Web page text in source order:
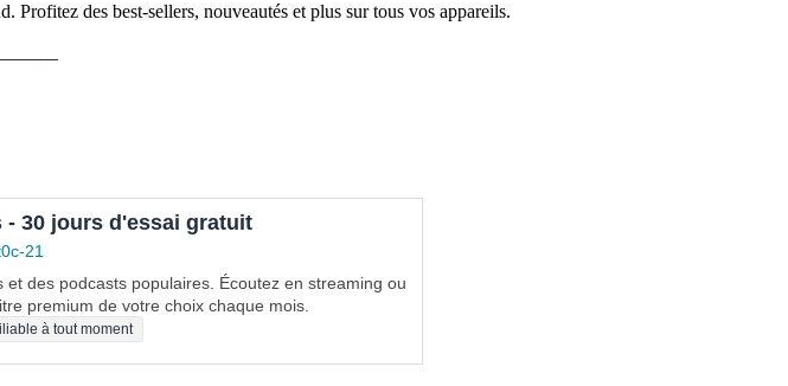
des best-sellers, nouveautés et plus sur tous vos appareils.
30 jours d'essai gratuit
21
des podcasts populaires. Écoutez en streaming ou
premium de votre choix chaque mois.
à tout moment